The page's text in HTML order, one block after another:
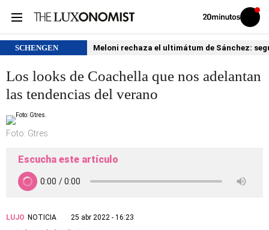
Volver
Iniciar
sesión
SCHENGEN Meloni rechaza el ultimátum de Sánchez:
Los looks de Coachella que nos adelantan
las tendencias del verano
Foto: Gtres.
Escucha este artículo
LUJO NOTICIA
25 abr 2022 - 16:23